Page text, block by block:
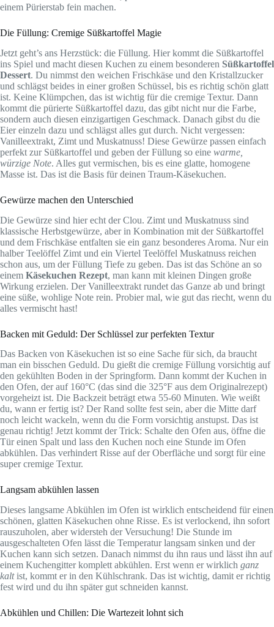
einem Pürierstab fein machen.
Die Füllung: Cremige Süßkartoffel Magie
Jetzt geht’s ans Herzstück: die Füllung. Hier kommt die Süßkartoffel
ins Spiel und macht diesen Kuchen zu einem besonderen Süßkartoffel
Dessert. Du nimmst den weichen Frischkäse und den Kristallzucker
und schlägst beides in einer großen Schüssel, bis es richtig schön glatt
ist. Keine Klümpchen, das ist wichtig für die cremige Textur. Dann
kommt die pürierte Süßkartoffel dazu, das gibt nicht nur die Farbe,
sondern auch diesen einzigartigen Geschmack. Danach gibst du die
Eier einzeln dazu und schlägst alles gut durch. Nicht vergessen:
Vanilleextrakt, Zimt und Muskatnuss! Diese Gewürze passen einfach
perfekt zur Süßkartoffel und geben der Füllung so eine warme,
würzige Note. Alles gut vermischen, bis es eine glatte, homogene
Masse ist. Das ist die Basis für deinen Traum-Käsekuchen.
Gewürze machen den Unterschied
Die Gewürze sind hier echt der Clou. Zimt und Muskatnuss sind
klassische Herbstgewürze, aber in Kombination mit der Süßkartoffel
und dem Frischkäse entfalten sie ein ganz besonderes Aroma. Nur ein
halber Teelöffel Zimt und ein Viertel Teelöffel Muskatnuss reichen
schon aus, um der Füllung Tiefe zu geben. Das ist das Schöne an so
einem Käsekuchen Rezept, man kann mit kleinen Dingen große
Wirkung erzielen. Der Vanilleextrakt rundet das Ganze ab und bringt
eine süße, wohlige Note rein. Probier mal, wie gut das riecht, wenn du
alles vermischt hast!
Backen mit Geduld: Der Schlüssel zur perfekten Textur
Das Backen von Käsekuchen ist so eine Sache für sich, da braucht
man ein bisschen Geduld. Du gießt die cremige Füllung vorsichtig auf
den gekühlten Boden in der Springform. Dann kommt der Kuchen in
den Ofen, der auf 160°C (das sind die 325°F aus dem Originalrezept)
vorgeheizt ist. Die Backzeit beträgt etwa 55-60 Minuten. Wie weißt
du, wann er fertig ist? Der Rand sollte fest sein, aber die Mitte darf
noch leicht wackeln, wenn du die Form vorsichtig anstupst. Das ist
genau richtig! Jetzt kommt der Trick: Schalte den Ofen aus, öffne die
Tür einen Spalt und lass den Kuchen noch eine Stunde im Ofen
abkühlen. Das verhindert Risse auf der Oberfläche und sorgt für eine
super cremige Textur.
Langsam abkühlen lassen
Dieses langsame Abkühlen im Ofen ist wirklich entscheidend für einen
schönen, glatten Käsekuchen ohne Risse. Es ist verlockend, ihn sofort
rauszuholen, aber widersteh der Versuchung! Die Stunde im
ausgeschalteten Ofen lässt die Temperatur langsam sinken und der
Kuchen kann sich setzen. Danach nimmst du ihn raus und lässt ihn auf
einem Kuchengitter komplett abkühlen. Erst wenn er wirklich ganz
kaltist, kommt er in den Kühlschrank. Das ist wichtig, damit er richtig
fest wird und du ihn später gut schneiden kannst.
Abkühlen und Chillen: Die Wartezeit lohnt sich